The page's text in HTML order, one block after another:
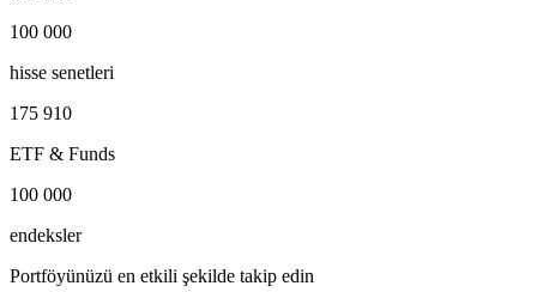
100 000
hisse senetleri
175 910
ETF & Funds
100 000
endeksler
Portföyünüzü en etkili şekilde takip edin